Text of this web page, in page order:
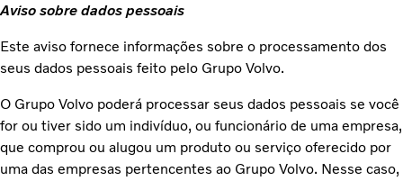
Aviso sobre dados pessoais
Este aviso fornece informações sobre o processamento dos
seus dados pessoais feito pelo Grupo Volvo.
O Grupo Volvo poderá processar seus dados pessoais se você
for ou tiver sido um indivíduo, ou funcionário de uma empresa,
que comprou ou alugou um produto ou serviço oferecido por
uma das empresas pertencentes ao Grupo Volvo. Nesse caso,